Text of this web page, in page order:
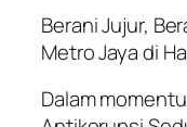
Berani Jujur,
Metro Jaya di
Dalam